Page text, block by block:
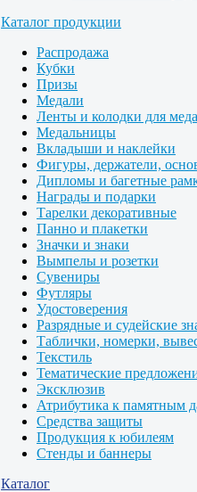
Каталог продукции
Распродажа
Кубки
Призы
Медали
Ленты и колодки для
Медальницы
Вкладыши и наклейки
Фигуры, держатели,
Дипломы и багетные
Награды и подарки
Тарелки декоративные
Панно и плакетки
Значки и знаки
Вымпелы и розетки
Сувениры
Футляры
Удостоверения
Разрядные и судейские
Таблички, номерки,
Текстиль
Тематические
Эксклюзив
Атрибутика к памятным
Средства защиты
Продукция к юбилеям
Стенды и баннеры
Каталог